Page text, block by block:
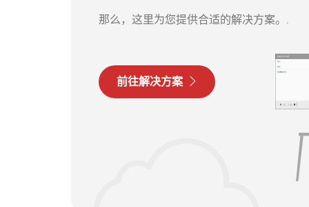
那么，这里为您提供合适的解决方案。.
前往解决方案